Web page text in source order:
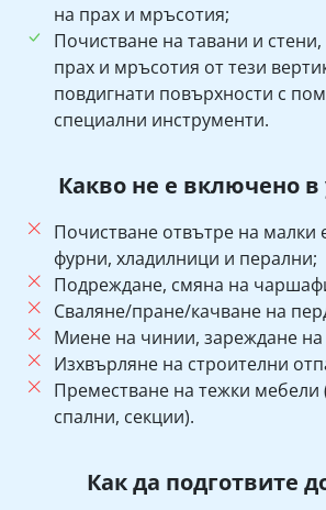
на прах и мръсотия;
Почистване на тавани и
прах и мръсотия от тези
повдигнати повърхности с
специални инструменти.
Какво не е включено в
Почистване отвътре на малки
фурни, хладилници и перални;
Подреждане, смяна на
Сваляне/пране/качване на
Миене на чинии, зареждане
Изхвърляне на строителни
Преместване на тежки мебели
спални, секции).
Как да подготвите